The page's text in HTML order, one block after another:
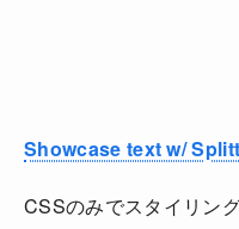
Showcase text w/
CSSのみでスタイリン